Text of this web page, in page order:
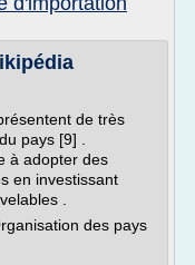
de très
pays [9] .
à adopter des
en investissant
.
des pays